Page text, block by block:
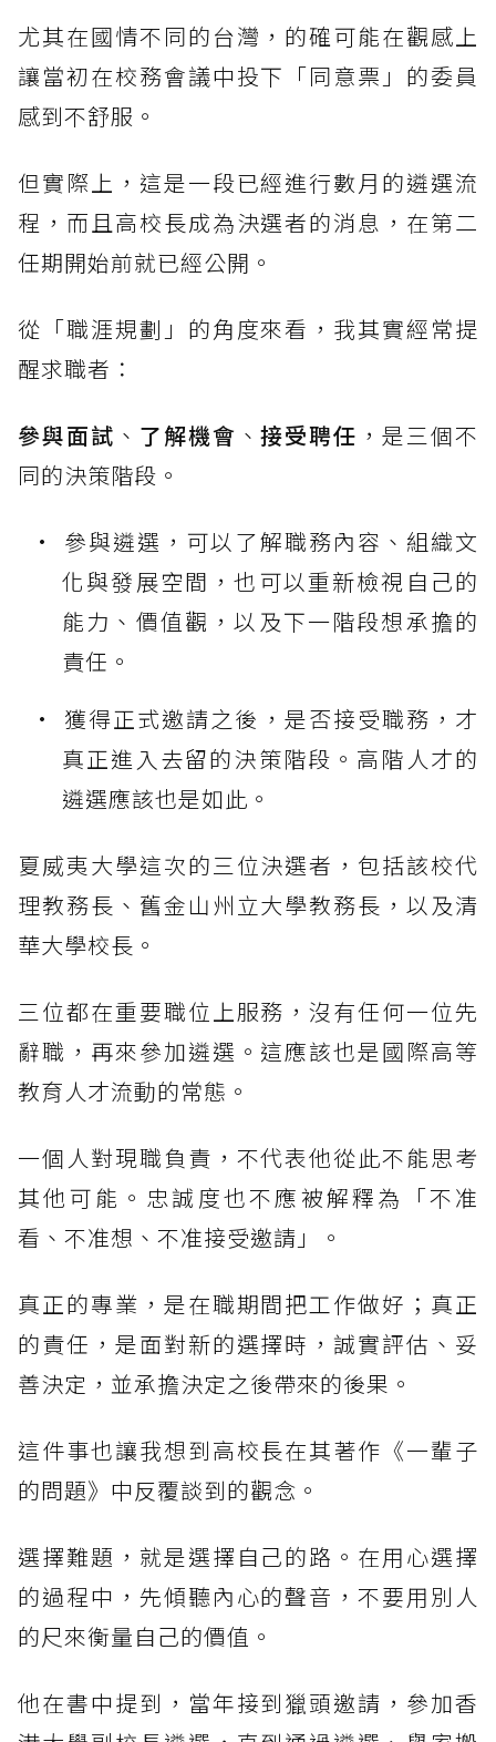
尤其在國情不同的台灣，的確可能在觀感上
讓當初在校務會議中投下「同意票」的委員
感到不舒服。
但實際上，這是一段已經進行數月的遴選流
程，而且高校長成為決選者的消息，在第二
任期開始前就已經公開。
從「職涯規劃」的角度來看，我其實經常提
醒求職者：
參與面試 、 了解機會 、接受聘任 ，是三個不
同的決策階段。
參與遴選，可以了解職務內容、組織文
化與發展空間，也可以重新檢視自己的
能力、價值觀，以及下一階段想承擔的
責任。
獲得正式邀請之後，是否接受職務，才
真正進入去留的決策階段。高階人才的
遴選應該也是如此。
夏威夷大學這次的三位決選者，包括該校代
理教務長、舊金山州立大學教務長，以及清
華大學校長。
三位都在重要職位上服務，沒有任何一位先
辭職，再來參加遴選。這應該也是國際高等
教育人才流動的常態。
一個人對現職負責，不代表他從此不能思考
其他可能。忠誠度也不應被解釋為「不准
看、不准想、不准接受邀請」。
真正的專業，是在職期間把工作做好；真正
的責任，是面對新的選擇時，誠實評估、妥
善決定，並承擔決定之後帶來的後果。
這件事也讓我想到高校長在其著作《一輩子
的問題》中反覆談到的觀念。
選擇難題，就是選擇自己的路。在用心選擇
的過程中，先傾聽內心的聲音，不要用別人
的尺來衡量自己的價值。
他在書中提到，當年接到獵頭邀請，參加香